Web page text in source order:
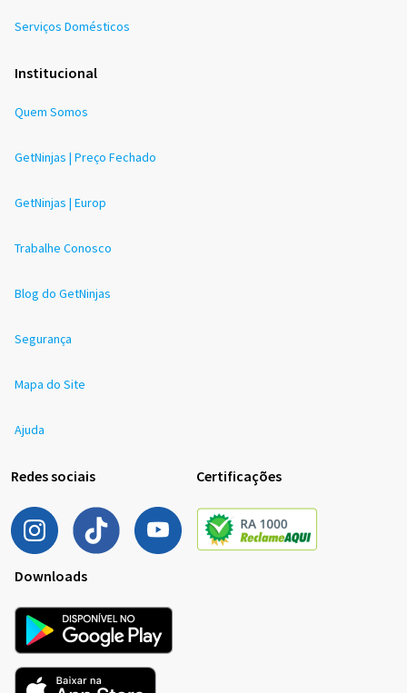
Serviços Domésticos
Institucional
Quem Somos
GetNinjas | Preço Fechado
GetNinjas | Europ
Trabalhe Conosco
Blog do GetNinjas
Segurança
Mapa do Site
Ajuda
Redes sociais Certificações
Downloads